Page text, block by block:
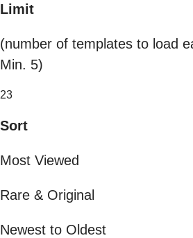
Limit
(number of templates to load
Min. 5)
23
Sort
Most Viewed
Rare & Original
Newest to Oldest